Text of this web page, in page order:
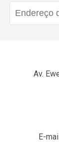
Av.
E-